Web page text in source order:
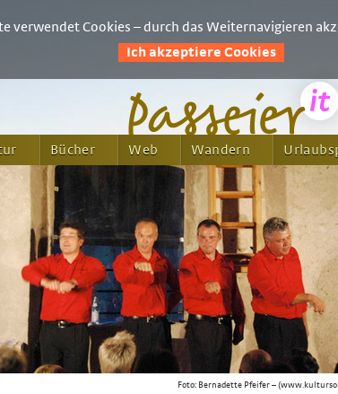
Bücher Web Wandern
Foto: Bernadette Pfeifer –
verwendet Cookies – durch das Weiternavigieren
Ich akzeptiere Cookies